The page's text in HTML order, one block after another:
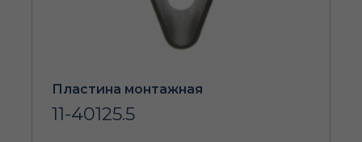
Пластина монтажная
11-40125.5